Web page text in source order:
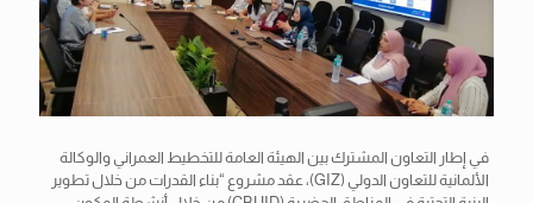
في إطار التعاون المشترك بين الهيئة العامة للتخطيط العمراني والوكالة
الألمانية للتعاون الدولي (GIZ)، عقد مشروع “بناء القدرات من خلال تطوير